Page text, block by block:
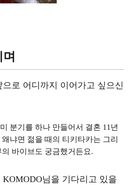
로 어디까지 이어가고 싶으신
분기를 하나 만들어서 결혼 11년
냐면 젊을 때의 티키타카는 그리
바이브도 궁금했거든요.
님을 기다리고 있을